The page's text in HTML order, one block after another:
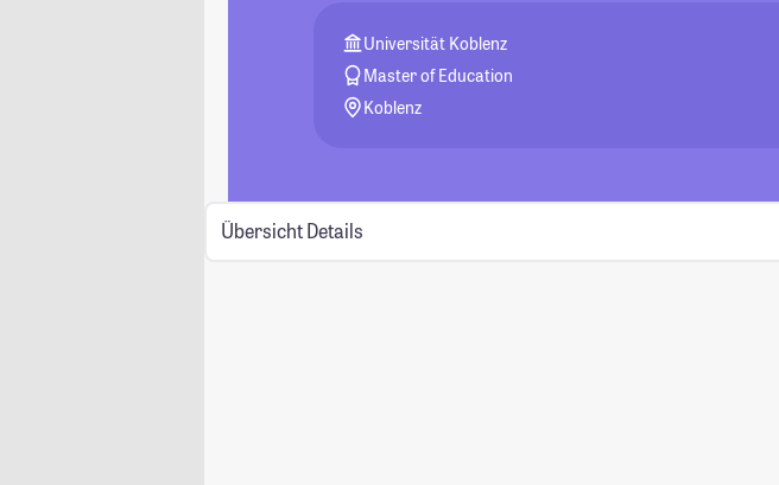
Universität Koblenz
Master of Education
Koblenz
Übersicht Details